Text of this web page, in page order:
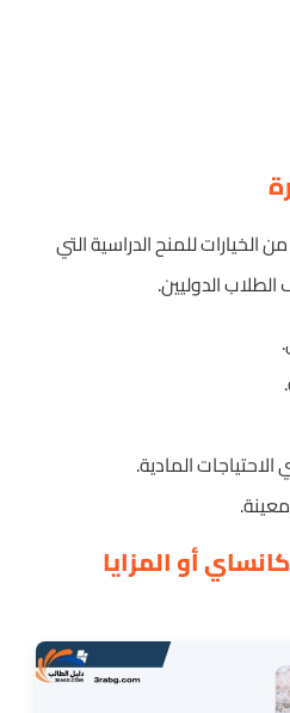
للمنح الدراسية التي
الدوليين.
المادية.
أو المزايا